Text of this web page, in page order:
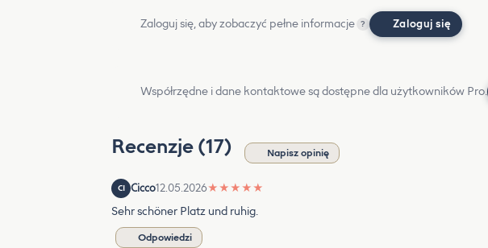
Zaloguj się, aby zobaczyć pełne informacje ? Zaloguj się
Współrzędne i dane kontaktowe są dostępne dla użytkowników Pro.
Recenzje (17) Napisz opinię
CI Cicco12.05.2026★ ★ ★ ★ ★
Sehr schöner Platz und ruhig.
Odpowiedzi